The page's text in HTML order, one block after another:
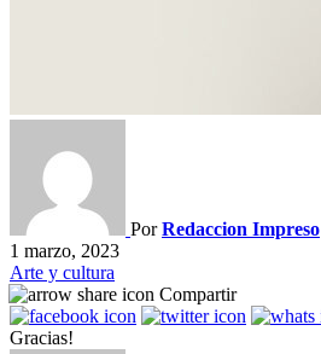
PorRedaccion Impreso
1 marzo, 2023
Arte y cultura
Compartir
Gracias!